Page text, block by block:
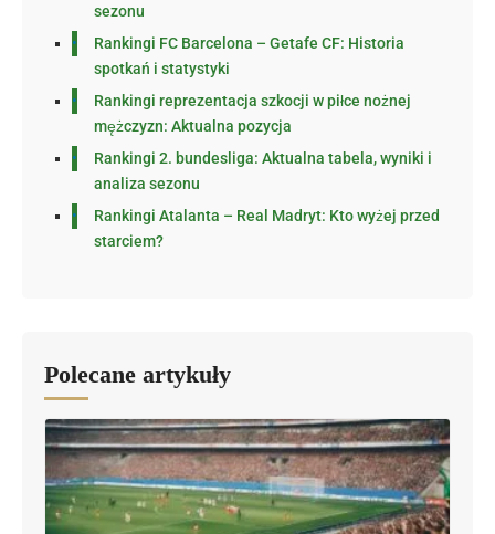
sezonu
Rankingi FC Barcelona – Getafe CF: Historia
spotkań i statystyki
Rankingi reprezentacja szkocji w piłce nożnej
mężczyzn: Aktualna pozycja
Rankingi 2. bundesliga: Aktualna tabela, wyniki i
analiza sezonu
Rankingi Atalanta – Real Madryt: Kto wyżej przed
starciem?
Polecane artykuły